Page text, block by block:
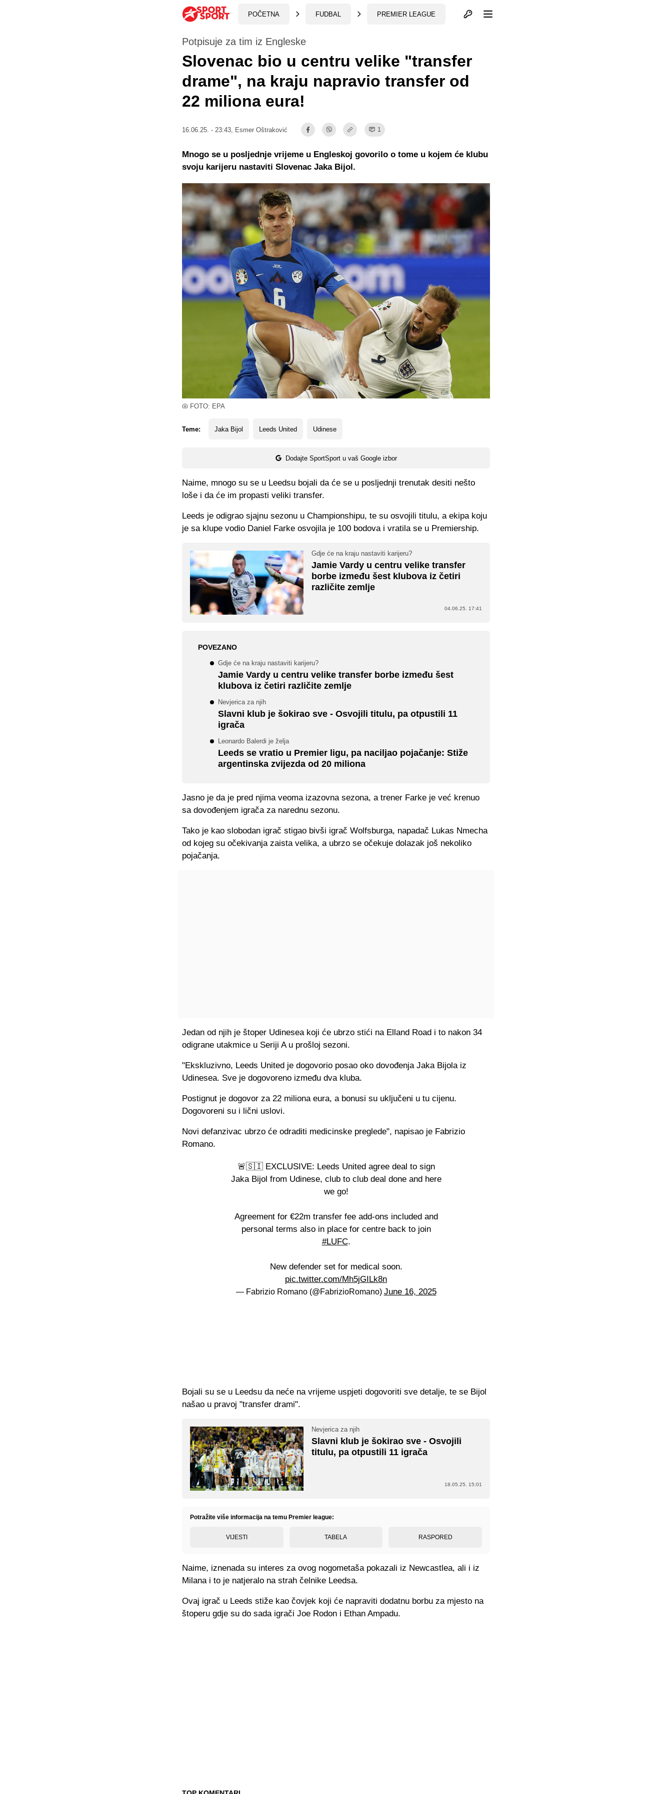
POČETNA FUDBAL PREMIER LEAGUE Otvori profil
FOTO: EPA
Potpisuje za tim iz Engleske
Slovenac bio u centru velike "transfer
drame", na kraju napravio transfer od
22 miliona eura!
16.06.25. - 23:43, Esmer Oštraković 1
Teme: Jaka Bijol Leeds United Udinese
Dodajte SportSport u vaš Google izbor
Mnogo se u posljednje vrijeme u Engleskoj govorilo o tome u kojem će klubu
svoju karijeru nastaviti Slovenac Jaka Bijol.
Naime, mnogo su se u Leedsu bojali da će se u posljednji trenutak desiti nešto
loše i da će im propasti veliki transfer.
Leeds je odigrao sjajnu sezonu u Championshipu, te su osvojili titulu, a ekipa koju
je sa klupe vodio Daniel Farke osvojila je 100 bodova i vratila se u Premiership.
Gdje će na kraju nastaviti karijeru?
Jamie Vardy u centru velike transfer
borbe između šest klubova iz četiri
različite zemlje
04.06.25. 17:41
POVEZANO
Gdje će na kraju nastaviti karijeru?
Jamie Vardy u centru velike transfer borbe između šest
klubova iz četiri različite zemlje
Nevjerica za njih
Slavni klub je šokirao sve - Osvojili titulu, pa otpustili 11
igrača
Leonardo Balerdi je želja
Leeds se vratio u Premier ligu, pa naciljao pojačanje: Stiže
argentinska zvijezda od 20 miliona
Jasno je da je pred njima veoma izazovna sezona, a trener Farke je već krenuo
sa dovođenjem igrača za narednu sezonu.
Tako je kao slobodan igrač stigao bivši igrač Wolfsburga, napadač Lukas Nmecha
od kojeg su očekivanja zaista velika, a ubrzo se očekuje dolazak još nekoliko
pojačanja.
Jedan od njih je štoper Udinesea koji će ubrzo stići na Elland Road i to nakon 34
odigrane utakmice u Seriji A u prošloj sezoni.
"Ekskluzivno, Leeds United je dogovorio posao oko dovođenja Jaka Bijola iz
Udinesea. Sve je dogovoreno između dva kluba.
Postignut je dogovor za 22 miliona eura, a bonusi su uključeni u tu cijenu.
Dogovoreni su i lični uslovi.
Novi defanzivac ubrzo će odraditi medicinske preglede", napisao je Fabrizio
Romano.
🚨🇸🇮 EXCLUSIVE: Leeds United agree deal to sign
Jaka Bijol from Udinese, club to club deal done and here
we go!
Agreement for €22m transfer fee add-ons included and
personal terms also in place for centre back to join
#LUFC.
New defender set for medical soon.
pic.twitter.com/Mh5jGILk8n
— Fabrizio Romano (@FabrizioRomano) June 16, 2025
Bojali su se u Leedsu da neće na vrijeme uspjeti dogovoriti sve detalje, te se Bijol
našao u pravoj "transfer drami".
Nevjerica za njih
Slavni klub je šokirao sve - Osvojili
titulu, pa otpustili 11 igrača
18.05.25. 15:01
Potražite više informacija na temu Premier league:
VIJESTI TABELA RASPORED
Naime, iznenada su interes za ovog nogometaša pokazali iz Newcastlea, ali i iz
Milana i to je natjeralo na strah čelnike Leedsa.
Ovaj igrač u Leeds stiže kao čovjek koji će napraviti dodatnu borbu za mjesto na
štoperu gdje su do sada igrači Joe Rodon i Ethan Ampadu.